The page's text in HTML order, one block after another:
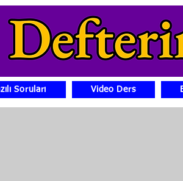
Soruları Video Ders